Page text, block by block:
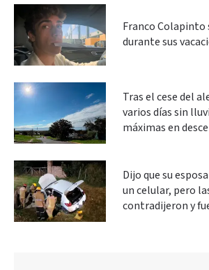
Franco Colapinto
durante sus
Tras el cese del
varios días sin
máximas en
Dijo que su
un celular, pero
contradijeron y